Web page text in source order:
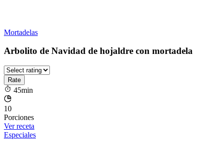
Mortadelas
Arbolito de Navidad de hojaldre con mortadela
45min
10
Porciones
Ver receta
Especiales